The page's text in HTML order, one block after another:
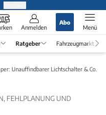
Anmelden
Abo
Menü
Ratgeber Fahrzeugmarkt
Unauffindbarer Lichtschalter & Co.
FEHLPLANUNG UND